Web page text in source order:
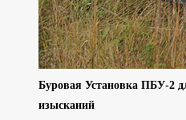
Буровая Установка ПБУ-2
изысканий